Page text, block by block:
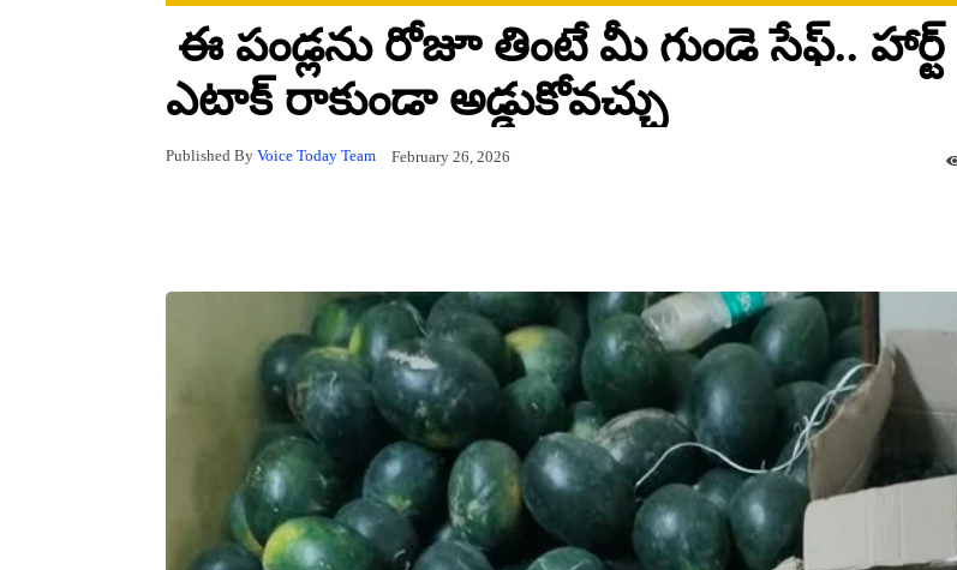
ఈ పండ్ల‌ను రోజూ తింటే మీ గుండె సేఫ్‌.. హార్ట్
ఎటాక్ రాకుండా అడ్డుకోవ‌చ్చు
Published By Voice Today Team February 26, 2026